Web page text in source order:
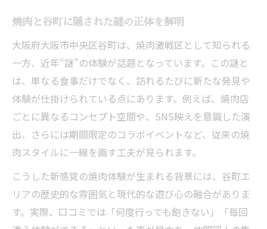
焼肉と谷町に隠された謎の正体を解明
大阪府大阪市中央区谷町は、焼肉激戦区として知られる
一方、近年“謎”の体験が話題となっています。この謎と
は、単なる食事だけでなく、訪れるたびに新たな発見や
体験が仕掛けられている点にあります。例えば、焼肉店
ごとに異なるコンセプト空間や、SNS映えを意識した演
出、さらには期間限定のコラボイベントなど、従来の焼
肉スタイルに一線を画す工夫が見られます。
こうした新感覚の焼肉体験が生まれる背景には、谷町エ
リアの歴史的な雰囲気と現代的な遊び心の融合がありま
す。実際、口コミでは「何度行っても飽きない」「毎回